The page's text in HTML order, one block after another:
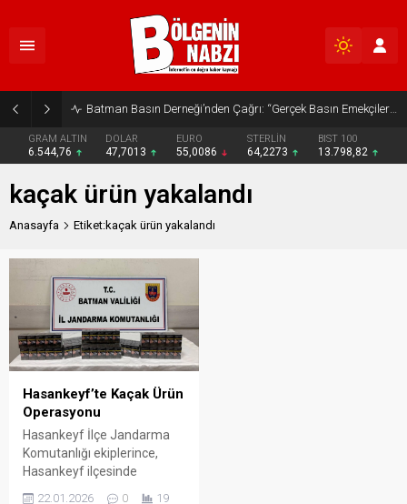
Batman Basın Derneği’nden Çağrı: “Gerçek Basın Emekçileri Desteklenmeli”
GRAM ALTIN
6.544,76
DOLAR
47,7013
EURO
55,0086
STERLİN
64,2273
BIST 100
13.798,82
kaçak ürün yakalandı
Anasayfa Etiket:kaçak ürün yakalandı
Hasankeyf’te Kaçak Ürün
Operasyonu
Hasankeyf İlçe Jandarma
Komutanlığı ekiplerince,
Hasankeyf ilçesinde
22.01.2026 0 19